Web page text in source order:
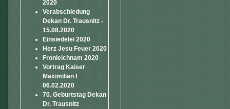
2020
Verabschiedung
Dekan Dr. Trausnitz -
15.08.2020
Einsiedelei 2020
Herz Jesu Feuer 2020
Fronleichnam 2020
Vortrag Kaiser
Maximilian I
06.02.2020
70. Geburtstag Dekan
Dr. Trausnitz